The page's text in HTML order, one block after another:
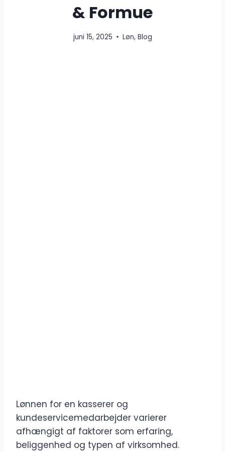
& Formue
juni 15, 2025 Løn, Blog
Lønnen for en kasserer og
kundeservicemedarbejder varierer
afhængigt af faktorer som erfaring,
beliggenhed og typen af ​​virksomhed.